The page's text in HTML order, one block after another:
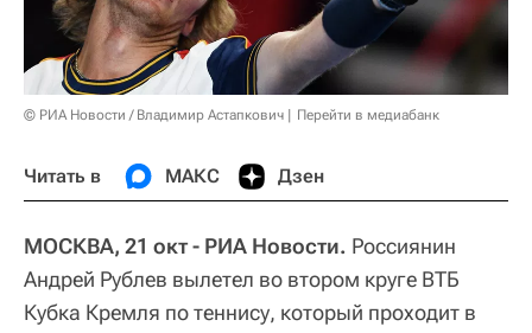
© РИА Новости / Владимир Астапкович Перейти в медиабанк
Читать в МАКС Дзен
МОСКВА, 21 окт - РИА Новости. Россиянин
Андрей Рублев вылетел во втором круге ВТБ
Кубка Кремля по теннису, который проходит в